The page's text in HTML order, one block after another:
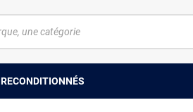
RECONDITIONNÉS